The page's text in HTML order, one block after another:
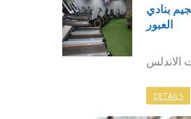
بنادي
العبور
DETAILS